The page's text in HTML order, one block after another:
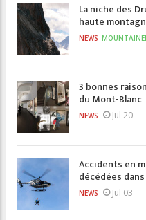
La niche des
haute
NEWS
3 bonnes
du Mont-Blanc
NEWS Jul 20
Accidents en
décédées
NEWS Jul 03